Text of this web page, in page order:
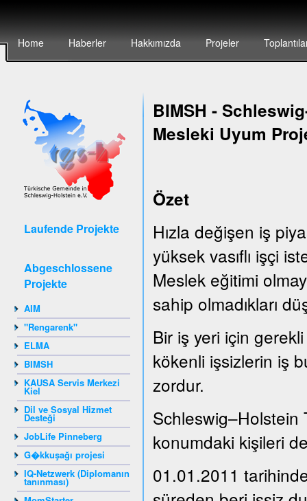
Home Haberler Hakkımızda Projeler
Laufende Projekte
Abgeschlossene
Projekte
AIM
"Rengarenk"
ELMA
BIMSH
KAUSA Servis Merkezi
Kiel
Dil ve Sosyal Hizmet
Desteği
JobLife Pinneberg
G�kkuşağı projesi
IQ-Netzwerk (Diplomanın
tanınması)
BIMSH -
Mesleki Uyum
Özet
Hızla değişen iş
yüksek vasıflı işçi
Meslek eğitimi
sahip olmadıkları
Bir iş yeri için
kökenli işsizlerin iş
zordur.
Schleswig–Holstein
konumdaki kişileri
01.01.2011